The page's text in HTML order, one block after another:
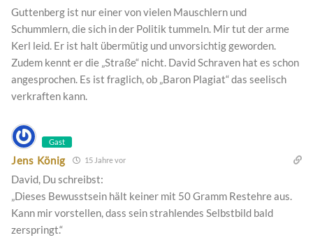
Guttenberg ist nur einer von vielen Mauschlern und
Schummlern, die sich in der Politik tummeln. Mir tut der arme
Kerl leid. Er ist halt übermütig und unvorsichtig geworden.
Zudem kennt er die „Straße“ nicht. David Schraven hat es schon
angesprochen. Es ist fraglich, ob „Baron Plagiat“ das seelisch
verkraften kann.
Gast
Jens König 15 Jahre vor
David, Du schreibst:
„Dieses Bewusstsein hält keiner mit 50 Gramm Restehre aus.
Kann mir vorstellen, dass sein strahlendes Selbstbild bald
zerspringt.“